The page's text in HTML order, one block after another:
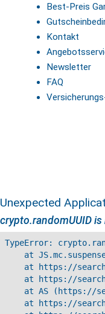
Best-Preis
Kontakt
Newsletter
FAQ
Unexpected
crypto.randomUUID
TypeError:
at
at https://
at https://
at AS (https://
at https://